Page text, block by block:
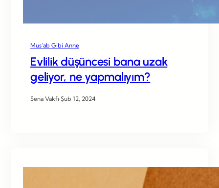
Mus’ab Gibi Anne
Evlilik düşüncesi bana uzak
geliyor, ne yapmalıyım?
Sena Vakfı·Şub 12, 2024